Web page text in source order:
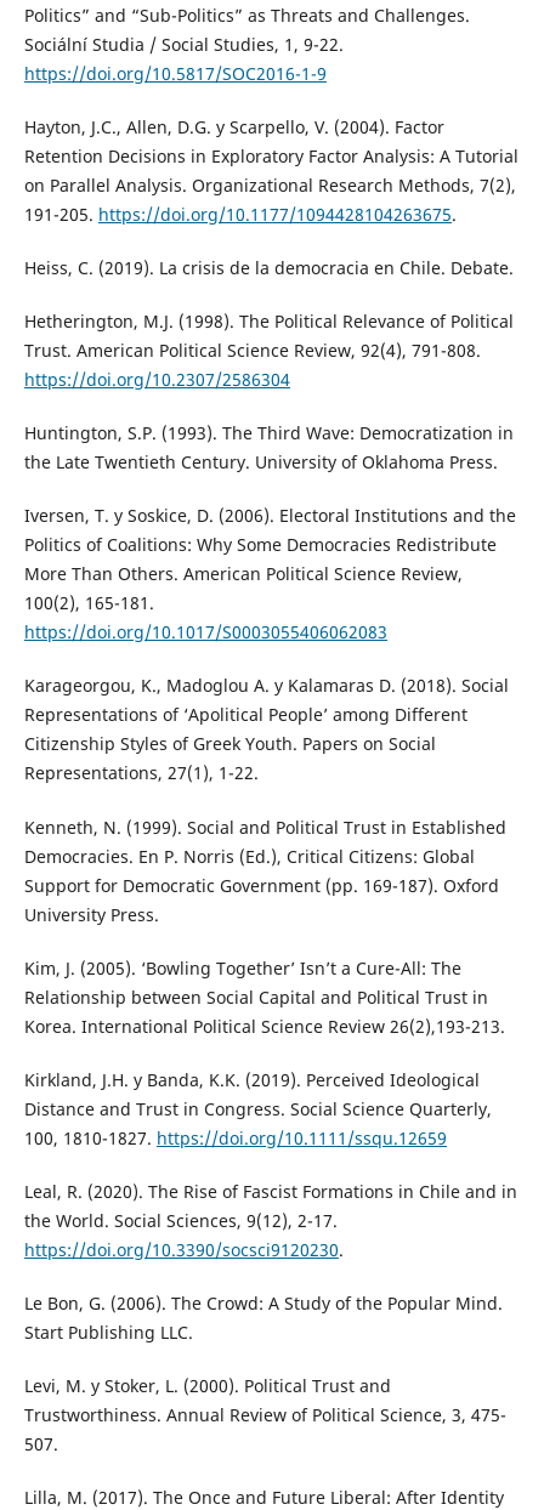
Politics” and “Sub-Politics” as Threats and Challenges.
Sociální Studia / Social Studies, 1, 9-22.
https://doi.org/10.5817/SOC2016-1-9
Hayton, J.C., Allen, D.G. y Scarpello, V. (2004). Factor
Retention Decisions in Exploratory Factor Analysis: A Tutorial
on Parallel Analysis. Organizational Research Methods, 7(2),
191-205. https://doi.org/10.1177/1094428104263675.
Heiss, C. (2019). La crisis de la democracia en Chile. Debate.
Hetherington, M.J. (1998). The Political Relevance of Political
Trust. American Political Science Review, 92(4), 791-808.
https://doi.org/10.2307/2586304
Huntington, S.P. (1993). The Third Wave: Democratization in
the Late Twentieth Century. University of Oklahoma Press.
Iversen, T. y Soskice, D. (2006). Electoral Institutions and the
Politics of Coalitions: Why Some Democracies Redistribute
More Than Others. American Political Science Review,
100(2), 165-181.
https://doi.org/10.1017/S0003055406062083
Karageorgou, K., Madoglou A. y Kalamaras D. (2018). Social
Representations of ‘Apolitical People’ among Different
Citizenship Styles of Greek Youth. Papers on Social
Representations, 27(1), 1-22.
Kenneth, N. (1999). Social and Political Trust in Established
Democracies. En P. Norris (Ed.), Critical Citizens: Global
Support for Democratic Government (pp. 169-187). Oxford
University Press.
Kim, J. (2005). ‘Bowling Together’ Isn’t a Cure-All: The
Relationship between Social Capital and Political Trust in
Korea. International Political Science Review 26(2),193-213.
Kirkland, J.H. y Banda, K.K. (2019). Perceived Ideological
Distance and Trust in Congress. Social Science Quarterly,
100, 1810-1827. https://doi.org/10.1111/ssqu.12659
Leal, R. (2020). The Rise of Fascist Formations in Chile and in
the World. Social Sciences, 9(12), 2-17.
https://doi.org/10.3390/socsci9120230.
Le Bon, G. (2006). The Crowd: A Study of the Popular Mind.
Start Publishing LLC.
Levi, M. y Stoker, L. (2000). Political Trust and
Trustworthiness. Annual Review of Political Science, 3, 475-
507.
Lilla, M. (2017). The Once and Future Liberal: After Identity